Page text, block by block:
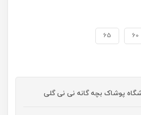
60
65
پوشاک بچه گانه نی نی گلی